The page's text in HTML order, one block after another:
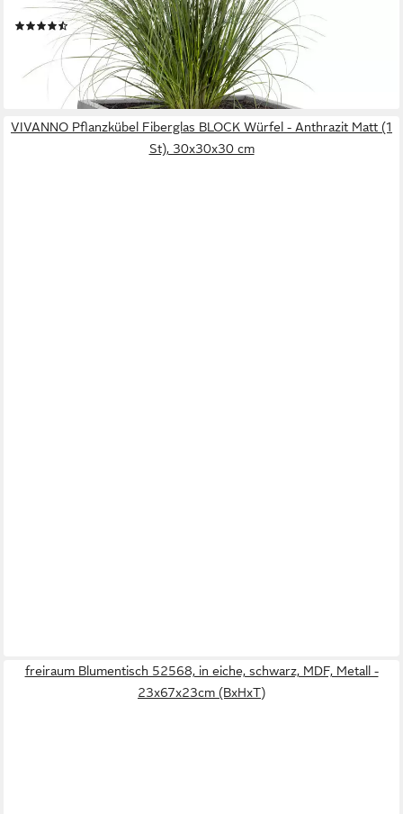
Eckig - Frostbeständig
(3)
ab 24,99 €
lieferbar - in 3-4 Werktagen bei dir
+9
VIVANNO Pflanzkübel Fiberglas BLOCK Würfel - Anthrazit Matt (1
St), 30x30x30 cm
freiraum Blumentisch 52568, in eiche, schwarz, MDF, Metall -
23x67x23cm (BxHxT)